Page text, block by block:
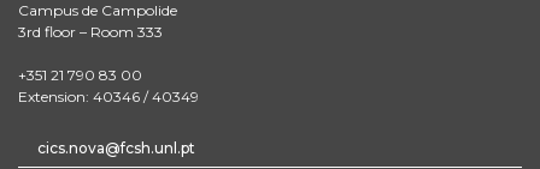
Campus de Campolide
3rd floor – Room 333
+351 21 790 83 00
Extension: 40346 / 40349
cics.nova@fcsh.unl.pt